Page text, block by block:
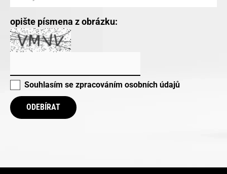
opište písmena z obrázku:
Souhlasím se zpracováním osobních údajů
ODEBÍRAT